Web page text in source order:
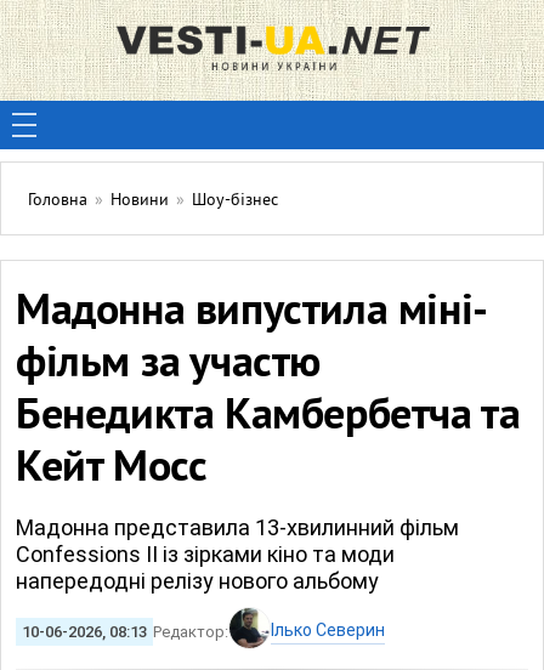
Головна » Новини » Шоу-бізнес
Мадонна випустила міні-
фільм за участю
Бенедикта Камбербетча та
Кейт Мосс
Мадонна представила 13-хвилинний фільм
Confessions II із зірками кіно та моди
напередодні релізу нового альбому
10-06-2026, 08:13 Редактор: Ілько Северин